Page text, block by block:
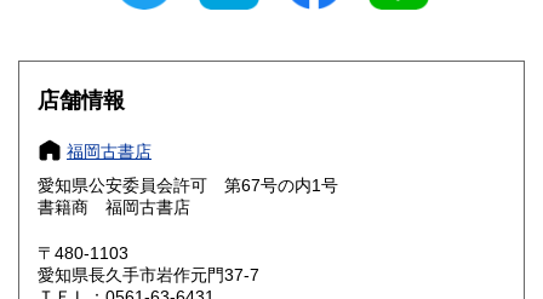
大阪府
奈良県
鳥取県 600円 島根県
岡山県
店舗情報
福岡古書店
愛知県公安委員会許可 第67号の内1号
書籍商 福岡古書店
〒480-1103
愛知県長久手市岩作元門37-7